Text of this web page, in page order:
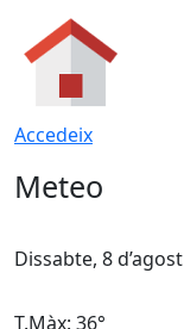
Accedeix
Meteo
Dissabte, 8 d’agost
T.Màx: 36°